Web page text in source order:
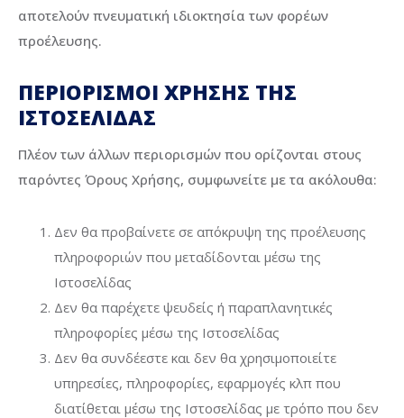
αποτελούν πνευματική ιδιοκτησία των φορέων
προέλευσης.
ΠΕΡΙΟΡΙΣΜΟΙ ΧΡΗΣΗΣ ΤΗΣ
ΙΣΤΟΣΕΛΙΔΑΣ
Πλέον των άλλων περιορισμών που ορίζονται στους
παρόντες Όρους Χρήσης, συμφωνείτε με τα ακόλουθα:
Δεν θα προβαίνετε σε απόκρυψη της προέλευσης
πληροφοριών που μεταδίδονται μέσω της
Ιστοσελίδας
Δεν θα παρέχετε ψευδείς ή παραπλανητικές
πληροφορίες μέσω της Ιστοσελίδας
Δεν θα συνδέεστε και δεν θα χρησιμοποιείτε
υπηρεσίες, πληροφορίες, εφαρμογές κλπ που
διατίθεται μέσω της Ιστοσελίδας με τρόπο που δεν